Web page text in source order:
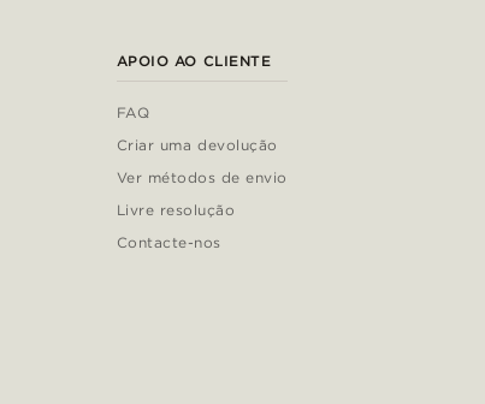
APOIO AO CLIENTE
FAQ
Criar uma devolução
Ver métodos de envio
Livre resolução
Contacte-nos